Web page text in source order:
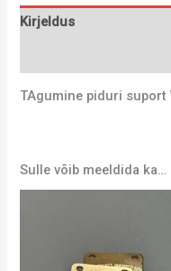
Kirjeldus
TAgumine piduri suport
Sulle võib meeldida ka…